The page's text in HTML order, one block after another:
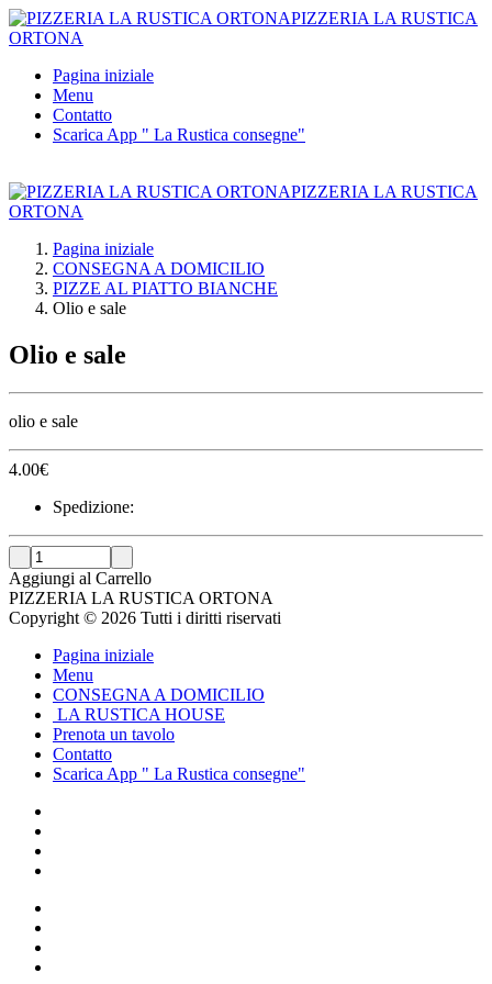
PIZZERIA LA RUSTICA
ORTONA
Pagina iniziale
Menu
Contatto
Scarica App " La Rustica consegne"
PIZZERIA LA RUSTICA
ORTONA
Pagina iniziale
CONSEGNA A DOMICILIO
PIZZE AL PIATTO BIANCHE
Olio e sale
Olio e sale
olio e sale
4.00€
Spedizione:
Aggiungi al Carrello
PIZZERIA LA RUSTICA ORTONA
Copyright © 2026 Tutti i diritti riservati
Pagina iniziale
Menu
CONSEGNA A DOMICILIO
LA RUSTICA HOUSE
Prenota un tavolo
Contatto
Scarica App " La Rustica consegne"